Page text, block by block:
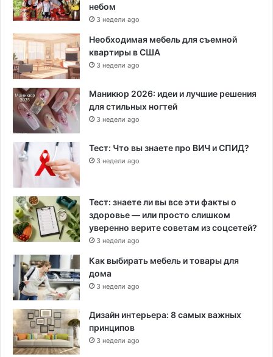
небом
3 недели ago
Необходимая мебель для съемной
квартиры в США
3 недели ago
Маникюр 2026: идеи и лучшие решения
для стильных ногтей
3 недели ago
Тест: Что вы знаете про ВИЧ и СПИД?
3 недели ago
Тест: знаете ли вы все эти факты о
здоровье — или просто слишком
уверенно верите советам из соцсетей?
3 недели ago
Как выбирать мебель и товары для
дома
3 недели ago
Дизайн интерьера: 8 самых важных
принципов
3 недели ago